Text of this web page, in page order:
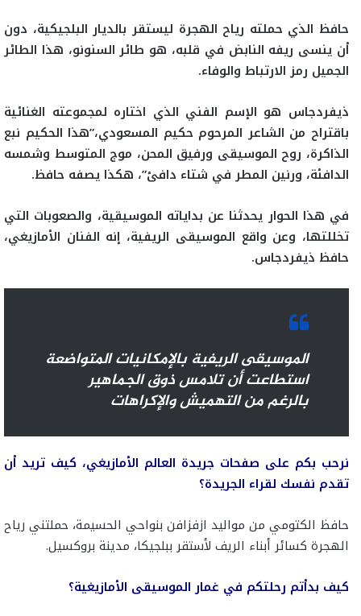
حافظ الذي حملته رياح الهجرة ليستقر بالديار البلجيكية، دون
أن ينسى ريفه النابض في قلبه، هو طائر السنونو، هذا الطائر
الجميل رمز الارتباط والوفاء.
ذيفردجاس هو الإسم الفني الذي اختاره لمجموعته الغنائية
باقتراح من الشاعر المرحوم حكيم المسعودي،”هذا الحكيم نبع
الذاكرة، روح الموسيقى ورفيق المحن، موج المتوسط وشمسه
الدافئة، ورنين المطر في شتاء دافئ”، هكذا يصفه حافظ.
في هذا الحوار يحدثنا عن بداياته الموسيقية، والصعوبات التي
تخللتها، وعن واقع الموسيقى الريفية، إنه الفنان الأمازيغي،
حافظ ذيفردجاس.
الموسيقى الريفية بالإمكانيات المتواضعة
استطاعت أن تلامس ذوق الجماهير
بالرغم من التهميش والإكراهات
نرحب بكم على صفحات جريدة العالم الأمازيغي، كيف تريد أن
تقدم نفسك لقراء الجريدة؟
حافظ الكتومي من مواليد ازفزافن بنواحي الحسيمة، حملتني رياح
الهجرة كسائر أبناء الريف لأستقر ببلجيكا، مدينة بروكسيل.
كيف بدأتم رحلتكم في غمار الموسيقى الأمازيغية؟